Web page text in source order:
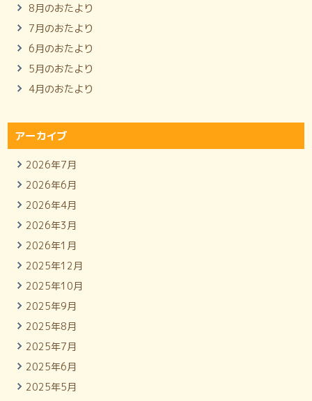
8月のおたより
7月のおたより
6月のおたより
5月のおたより
4月のおたより
アーカイブ
2026年7月
2026年6月
2026年4月
2026年3月
2026年1月
2025年12月
2025年10月
2025年9月
2025年8月
2025年7月
2025年6月
2025年5月